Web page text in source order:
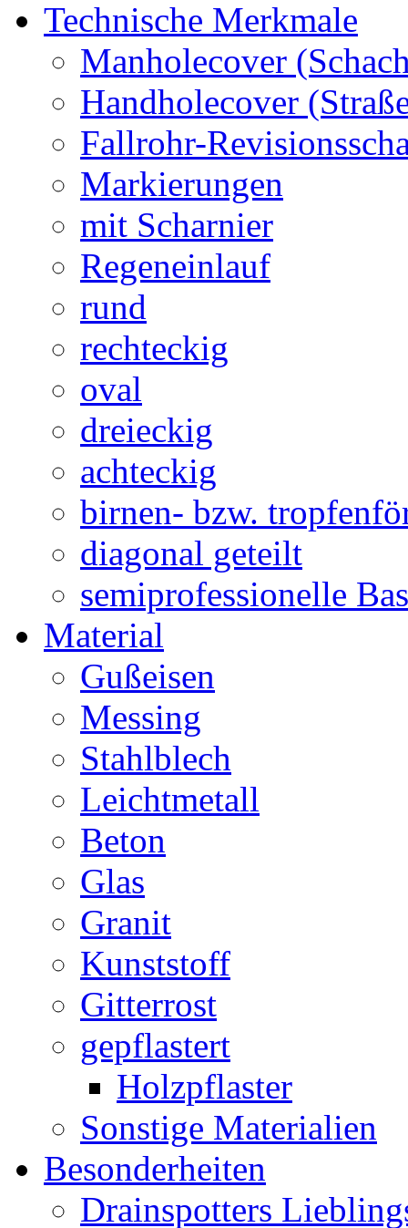
Technische Merkmale
Manholecover
Handholecover
Fallrohr-
Markierungen
mit Scharnier
Regeneinlauf
rund
rechteckig
oval
dreieckig
achteckig
birnen- bzw.
diagonal geteilt
semiprofessionelle
Material
Gußeisen
Messing
Stahlblech
Leichtmetall
Beton
Glas
Granit
Kunststoff
Gitterrost
gepflastert
Holzpflaster
Sonstige Materialien
Besonderheiten
Drainspotters